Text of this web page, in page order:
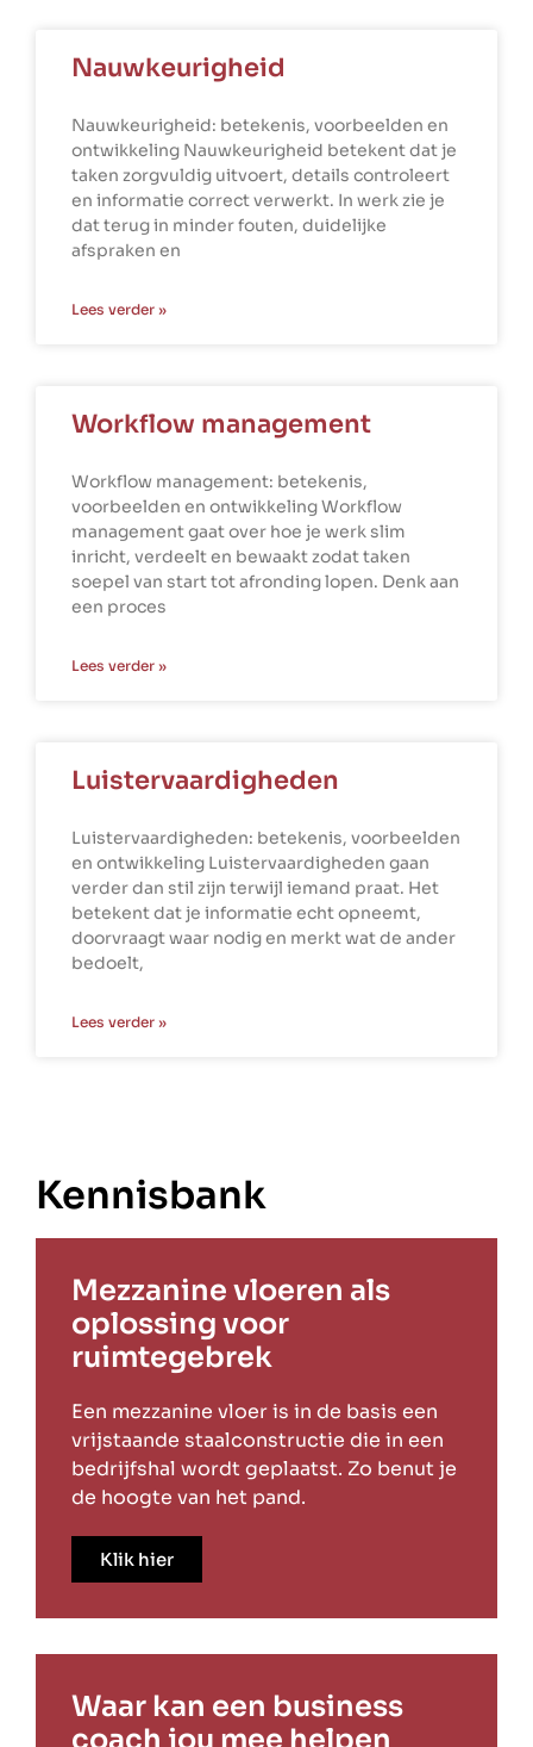
Nauwkeurigheid
Nauwkeurigheid: betekenis, voorbeelden en
ontwikkeling Nauwkeurigheid betekent dat je
taken zorgvuldig uitvoert, details controleert
en informatie correct verwerkt. In werk zie je
dat terug in minder fouten, duidelijke
afspraken en
Lees verder »
Workflow management
Workflow management: betekenis,
voorbeelden en ontwikkeling Workflow
management gaat over hoe je werk slim
inricht, verdeelt en bewaakt zodat taken
soepel van start tot afronding lopen. Denk aan
een proces
Lees verder »
Luistervaardigheden
Luistervaardigheden: betekenis, voorbeelden
en ontwikkeling Luistervaardigheden gaan
verder dan stil zijn terwijl iemand praat. Het
betekent dat je informatie echt opneemt,
doorvraagt waar nodig en merkt wat de ander
bedoelt,
Lees verder »
Kennisbank
Mezzanine vloeren als
oplossing voor
ruimtegebrek
Een mezzanine vloer is in de basis een
vrijstaande staalconstructie die in een
bedrijfshal wordt geplaatst. Zo benut je
de hoogte van het pand.
Klik hier
Waar kan een business